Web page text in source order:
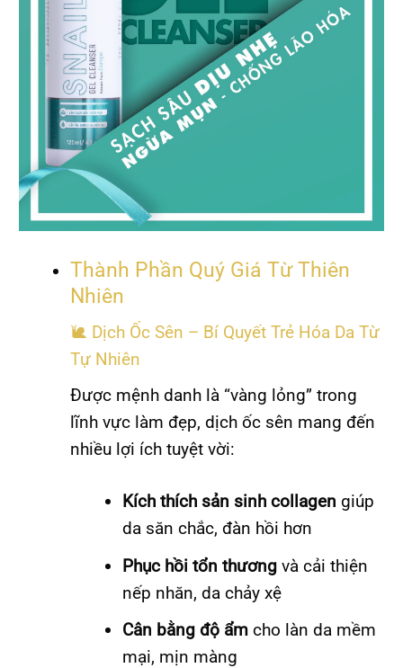
Thành Phần Quý Giá Từ Thiên
Nhiên
🐌 Dịch Ốc Sên – Bí Quyết Trẻ Hóa Da Từ
Tự Nhiên
Được mệnh danh là “vàng lỏng” trong
lĩnh vực làm đẹp, dịch ốc sên mang đến
nhiều lợi ích tuyệt vời:
Kích thích sản sinh collagen giúp
da săn chắc, đàn hồi hơn
Phục hồi tổn thươngvà cải thiện
nếp nhăn, da chảy xệ
Cân bằng độ ẩmcho làn da mềm
mại, mịn màng